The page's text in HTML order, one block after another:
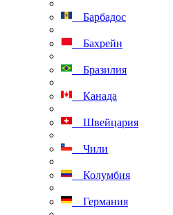
Барбадос
Бахрейн
Бразилия
Канада
Швейцария
Чили
Колумбия
Германия